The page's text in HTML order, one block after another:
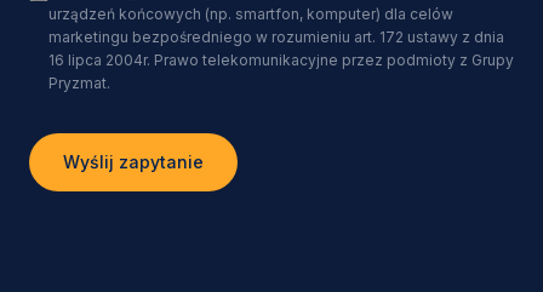
urządzeń końcowych (np. smartfon, komputer) dla celów
marketingu bezpośredniego w rozumieniu art. 172 ustawy z dnia
16 lipca 2004r. Prawo telekomunikacyjne przez podmioty z Grupy
Pryzmat.
Wyślij zapytanie